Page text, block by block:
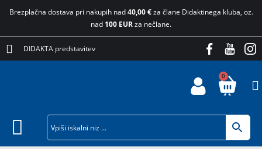
Brezplačna dostava pri nakupih nad40,00 €za člane Didaktinega kluba, oz.
nad 100 EURza nečlane.
DIDAKTA predstavitev
0